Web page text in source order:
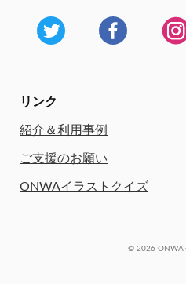
リンク
紹介＆利用事例
ご支援のお願い
ONWAイラストクイズ
© 2026 ONWA